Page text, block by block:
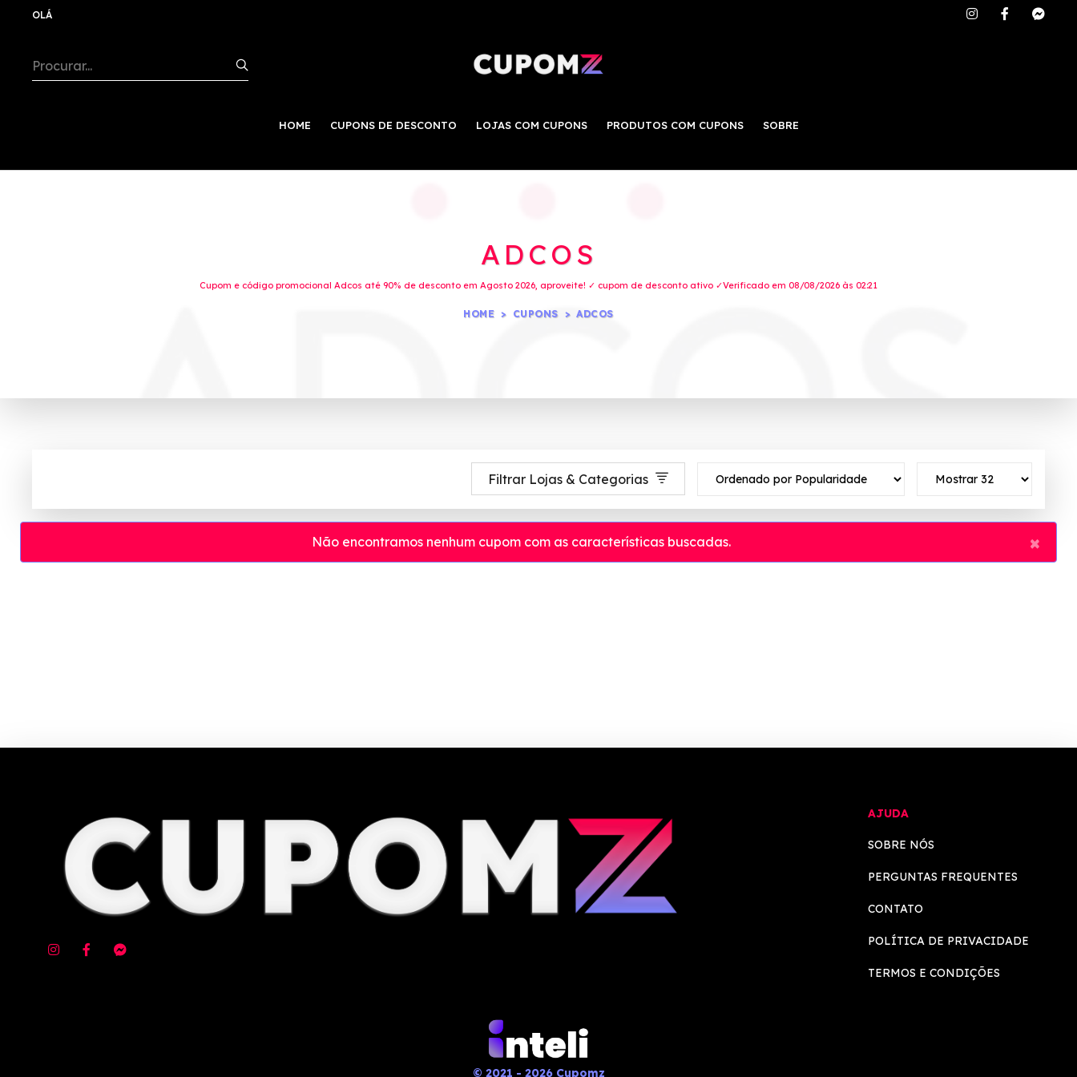
OLÁ
HOME CUPONS DE DESCONTO LOJAS COM CUPONS PRODUTOS COM CUPONS SOBRE
ADCOS
Cupom e código promocional Adcos até 90% de desconto em Agosto 2026, aproveite! ✓ cupom de desconto ativo ✓Verificado em 08/08/2026 às 02:21
HOME CUPONS ADCOS
Filtrar Lojas & Categorias
Não encontramos nenhum cupom com as características buscadas. ×
AJUDA
SOBRE NÓS
PERGUNTAS FREQUENTES
CONTATO
POLÍTICA DE PRIVACIDADE
TERMOS E CONDIÇÕES
© 2021 - 2026 Cupomz